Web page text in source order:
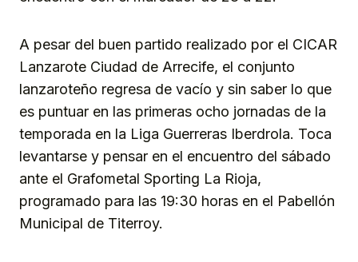
A pesar del buen partido realizado por el CICAR
Lanzarote Ciudad de Arrecife, el conjunto
lanzaroteño regresa de vacío y sin saber lo que
es puntuar en las primeras ocho jornadas de la
temporada en la Liga Guerreras Iberdrola. Toca
levantarse y pensar en el encuentro del sábado
ante el Grafometal Sporting La Rioja,
programado para las 19:30 horas en el Pabellón
Municipal de Titerroy.